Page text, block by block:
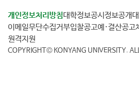
개인정보처리방침 대학정보공시 정보공개
이메일무단수집거부
입찰공고 예·결산공고
원격지원
COPYRIGHT© KONYANG UNIVERSITY.